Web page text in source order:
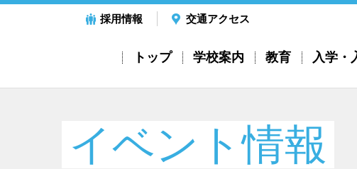
採用情報 交通アクセス
トップ 学校案内 教育 入学・
イベント情報